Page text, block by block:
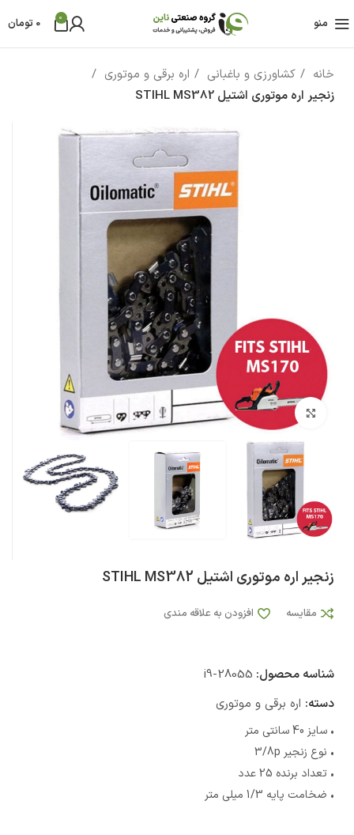
منو 0
0 تومان
خانه کشاورزی و باغبانی
اره برقی و موتوری
زنجیر اره موتوری اشتیل STIHL MS382
بزرگنمایی تصویر
زنجیر اره موتوری اشتیل STIHL MS382
مقایسه افزودن به علاقه مندی
شناسه محصول: i9-28055
دسته: اره برقی و موتوری
• سایز 40 سانتی متر
• نوع زنجیر 3/8p
• تعداد برنده 25 عدد
• ضخامت پایه 1/3 میلی متر